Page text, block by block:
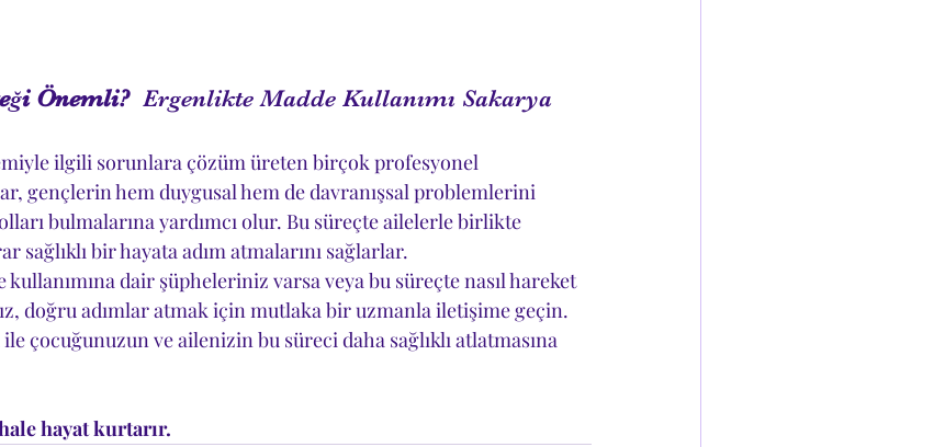
Önemli? Ergenlikte Madde Kullanımı Sakarya
ilgili sorunlara çözüm üreten birçok profesyonel
gençlerin hem duygusal hem de davranışsal problemlerini
bulmalarına yardımcı olur. Bu süreçte ailelerle birlikte
sağlıklı bir hayata adım atmalarını sağlarlar.
dair şüpheleriniz varsa veya bu süreçte nasıl hareket
doğru adımlar atmak için mutlaka bir uzmanla iletişime geçin.
çocuğunuzun ve ailenizin bu süreci daha sağlıklı atlatmasına
hayat kurtarır.